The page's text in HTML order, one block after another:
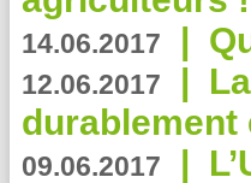
14.06.2017 |
12.06.2017 |
durablement
09.06.2017 |